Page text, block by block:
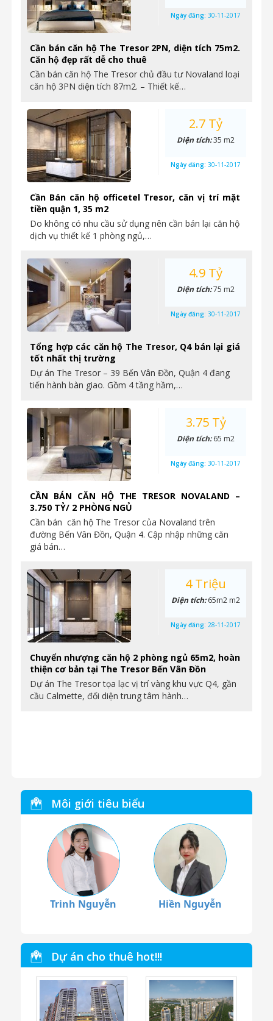
Cần bán căn hộ The Tresor 2PN, diện tích 75m2.
Căn hộ đẹp rất dễ cho thuê
Cần bán căn hộ The Tresor chủ đầu tư Novaland loại
căn hộ 3PN diện tích 87m2. – Thiết kế…
Ngày đăng: 30-11-2017
Cần Bán căn hộ officetel Tresor, căn vị trí mặt
tiền quận 1, 35 m2
Do không có nhu cầu sử dụng nên cần bán lại căn hộ
dịch vụ thiết kế 1 phòng ngủ,…
2.7 Tỷ
Diện tích:35 m2
Ngày đăng: 30-11-2017
Tổng hợp các căn hộ The Tresor, Q4 bán lại giá
tốt nhất thị trường
Dự án The Tresor – 39 Bến Vân Đồn, Quận 4 đang
tiến hành bàn giao. Gồm 4 tầng hầm,…
4.9 Tỷ
Diện tích:75 m2
Ngày đăng: 30-11-2017
CẦN BÁN CĂN HỘ THE TRESOR NOVALAND –
3.750 TỶ/ 2 PHÒNG NGỦ
Cần bán căn hộ The Tresor của Novaland trên
đường Bến Vân Đồn, Quận 4. Cập nhập những căn
giá bán…
3.75 Tỷ
Diện tích:65 m2
Ngày đăng: 30-11-2017
Chuyển nhượng căn hộ 2 phòng ngủ 65m2, hoàn
thiện cơ bản tại The Tresor Bến Vân Đồn
Dự án The Tresor tọa lạc vị trí vàng khu vực Q4, gần
cầu Calmette, đối diện trung tâm hành…
4 Triệu
Diện tích:65m2 m2
Ngày đăng: 28-11-2017
Môi giới tiêu biểu
Trinh Nguyễn Hiền Nguyễn
Dự án cho thuê hot!!!